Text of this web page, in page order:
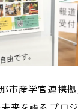
市産学官連携